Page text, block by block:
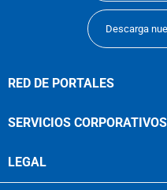
Descarga
RED DE PORTALES
SERVICIOS CORPORATIVOS
LEGAL